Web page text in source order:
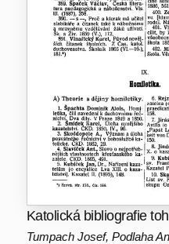
Katolická bibliografie
Tumpach Josef, Podlaha